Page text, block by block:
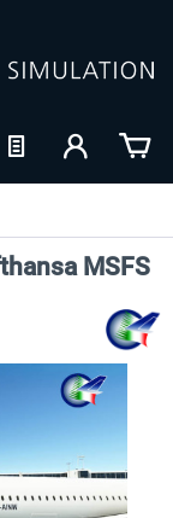
MSFS